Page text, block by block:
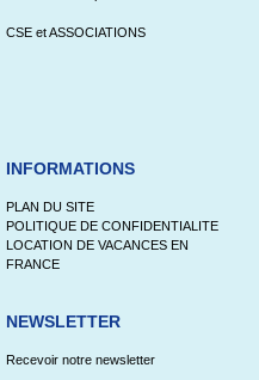
CSE et ASSOCIATIONS
INFORMATIONS
PLAN DU SITE
POLITIQUE DE CONFIDENTIALITE
LOCATION DE VACANCES EN
FRANCE
NEWSLETTER
Recevoir notre newsletter